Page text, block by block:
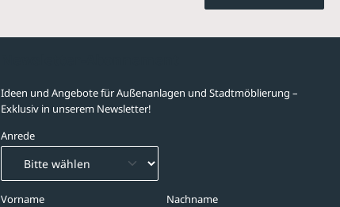
Ideen und Angebote für Außenanlagen und Stadtmöblierung –
Exklusiv in unserem Newsletter!
Anrede
Vorname Nachname